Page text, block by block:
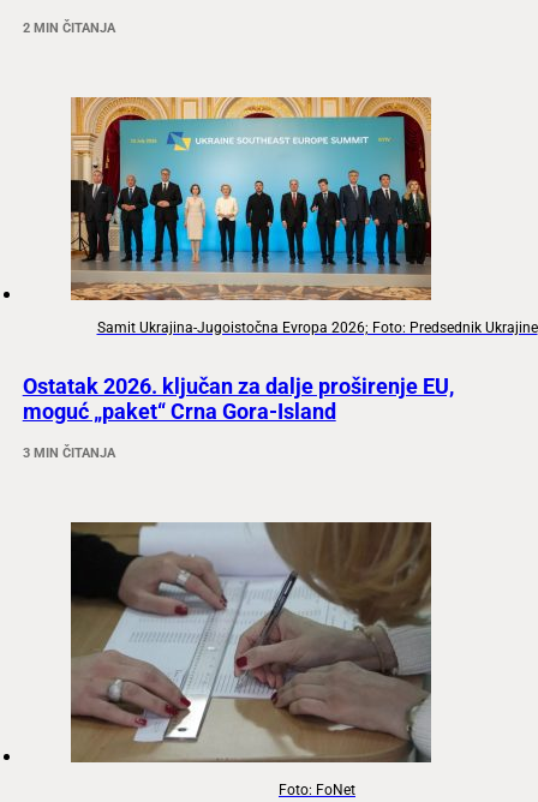
2 MIN ČITANJA
Samit Ukrajina-Jugoistočna Evropa 2026; Foto: Predsednik Ukrajine
Ostatak 2026. ključan za dalje proširenje EU,
moguć „paket“ Crna Gora-Island
3 MIN ČITANJA
Foto: FoNet